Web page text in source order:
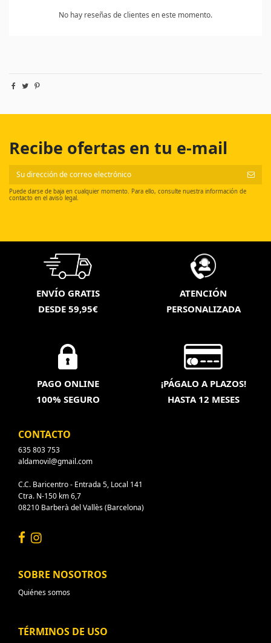
No hay reseñas de clientes en este momento.
Recibe ofertas en tu e-mail
Puede darse de baja en cualquier momento. Para ello, consulte nuestra información de
contacto en el aviso legal.
ENVÍO GRATIS
DESDE 59,95€
ATENCIÓN
PERSONALIZADA
PAGO ONLINE
100% SEGURO
¡PÁGALO A PLAZOS!
HASTA 12 MESES
CONTACTO
635 803 753
aldamovil@gmail.com
C.C. Baricentro - Entrada 5, Local 141
Ctra. N-150 km 6,7
08210 Barberà del Vallès (Barcelona)
SOBRE NOSOTROS
Quiénes somos
TÉRMINOS DE USO